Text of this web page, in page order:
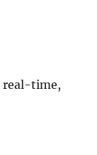
real-time,